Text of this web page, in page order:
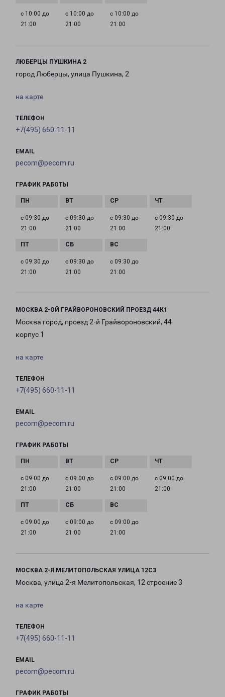
с 10:00 до
21:00
с 10:00 до
21:00
с 10:00 до
21:00
ЛЮБЕРЦЫ ПУШКИНА 2
город Люберцы, улица Пушкина, 2
на карте
ТЕЛЕФОН
+7(495) 660-11-11
EMAIL
pecom@pecom.ru
ГРАФИК РАБОТЫ
с 09:30 до
21:00
с 09:30 до
21:00
с 09:30 до
21:00
с 09:30 до
21:00
с 09:30 до
21:00
с 09:30 до
21:00
с 09:30 до
21:00
МОСКВА 2-ОЙ ГРАЙВОРОНОВСКИЙ ПРОЕЗД 44К1
Москва город, проезд 2-й Грайвороновский, 44
корпус 1
на карте
ТЕЛЕФОН
+7(495) 660-11-11
EMAIL
pecom@pecom.ru
ГРАФИК РАБОТЫ
с 09:00 до
21:00
с 09:00 до
21:00
с 09:00 до
21:00
с 09:00 до
21:00
с 09:00 до
21:00
с 09:00 до
21:00
с 09:00 до
21:00
МОСКВА 2-Я МЕЛИТОПОЛЬСКАЯ УЛИЦА 12С3
Москва, улица 2-я Мелитопольская, 12 строение 3
на карте
ТЕЛЕФОН
+7(495) 660-11-11
EMAIL
pecom@pecom.ru
ГРАФИК РАБОТЫ